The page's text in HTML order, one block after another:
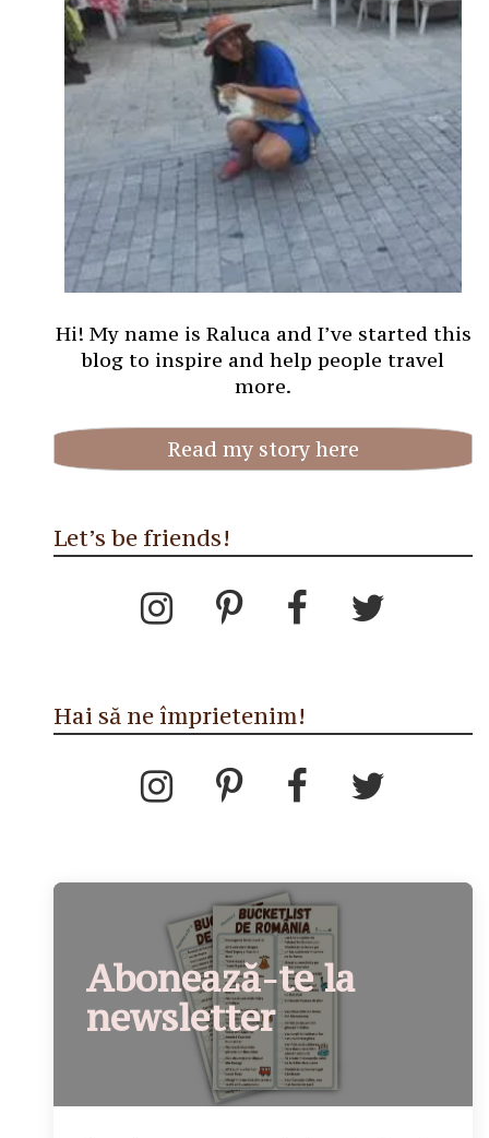
Hi! My name is Raluca and I’ve started this
blog to inspire and help people travel
more.
Read my story here
Let’s be friends!
Hai să ne împrietenim!
Abonează-te la
newsletter